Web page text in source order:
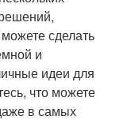
сделать
и
идеи для
что можете
в самых